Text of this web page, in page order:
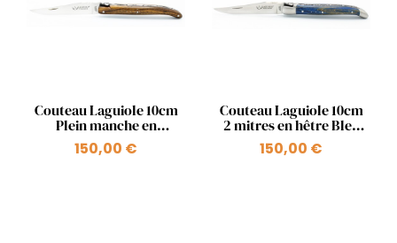
Aperçu rapide
Couteau Laguiole 10cm
Plein manche en
pistachier
150,00 €
Aperçu rapide
Couteau Laguiole 10cm
2 mitres en hêtre Bleu
Russe
150,00 €